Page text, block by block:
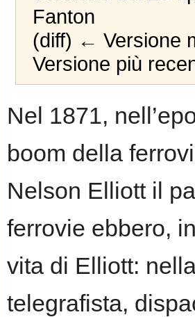
Fanton
(diff) ← Versione
Versione più
toto
Nel 1871,
boom della
Nelson Elliott il
ferrovie ebbero,
vita di Elliott:
telegrafista,